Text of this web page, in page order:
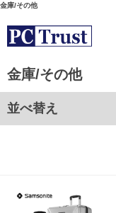
金庫/その他
金庫/その他
並べ替え